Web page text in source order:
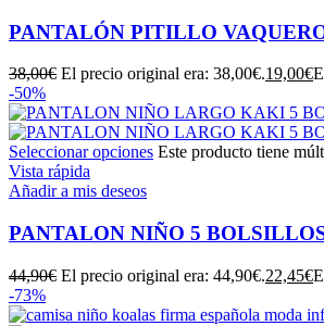
PANTALÓN PITILLO
38,00€ El precio original era: 38,00€.19,00€
-50%
Seleccionar opciones Este producto tiene
Vista rápida
Añadir a mis deseos
PANTALON NIÑO 5
44,90€ El precio original era: 44,90€.22,45€
-73%